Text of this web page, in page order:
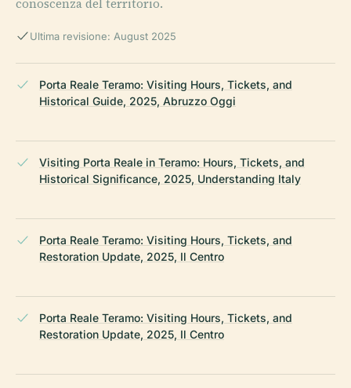
conoscenza del territorio.
Ultima revisione: August 2025
Porta Reale Teramo: Visiting Hours, Tickets, and
Historical Guide, 2025, Abruzzo Oggi
Visiting Porta Reale in Teramo: Hours, Tickets, and
Historical Significance, 2025, Understanding Italy
Porta Reale Teramo: Visiting Hours, Tickets, and
Restoration Update, 2025, Il Centro
Porta Reale Teramo: Visiting Hours, Tickets, and
Restoration Update, 2025, Il Centro